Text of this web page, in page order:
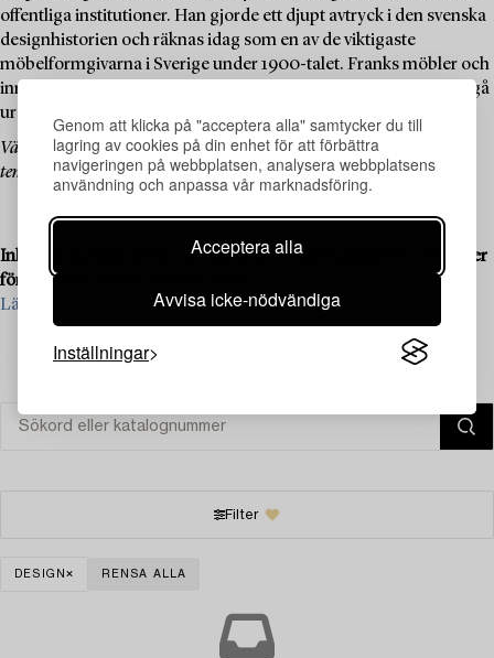
Genom att klicka på "acceptera alla" samtycker du till
lagring av cookies på din enhet för att förbättra
navigeringen på webbplatsen, analysera webbplatsens
användning och anpassa vår marknadsföring.
Acceptera alla
Avvisa icke-nödvändiga
Inställningar
offentliga institutioner. Han gjorde ett djupt avtryck i den svenska
designhistorien och räknas idag som en av de viktigaste
möbelformgivarna i Sverige under 1900-talet. Franks möbler och
inredningsföremål har med tiden blivit ikoner som aldrig tycks gå
ur tiden.
Välkommen att utforska och bjuda på designklassikerna i denna
temaauktion!
Inlämning pågår till våra kommande kvalitetsauktioner – Vi söker
föremål från Firma Svenskt Tenn.
Läs mer och kontakta oss för värdering >
Filter
DESIGN RENSA ALLA